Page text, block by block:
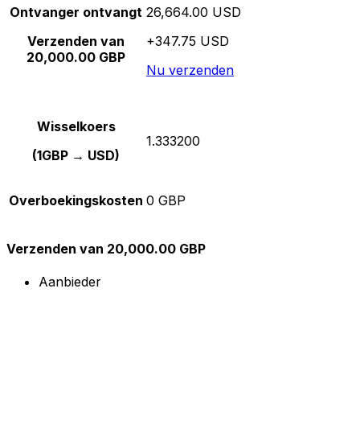
Ontvanger ontvangt
Verzenden van
20,000.00 GBP
26,664.00 USD
+347.75 USD
Nu verzenden
Wisselkoers
(1GBP → USD)
1.333200
Overboekingskosten 0 GBP
Verzenden van 20,000.00 GBP
Aanbieder